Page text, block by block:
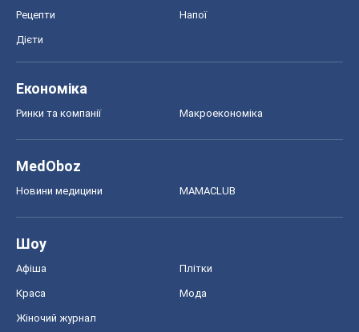
Рецепти Напої
Дієти
Економіка
Ринки та компанії Макроекономіка
MedOboz
Новини медицини MAMACLUB
Шоу
Афіша Плітки
Краса Мода
Жіночий журнал